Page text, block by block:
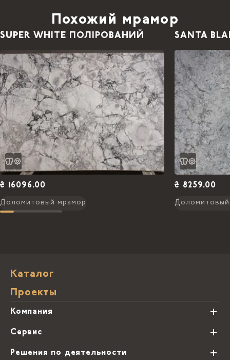
Похожий мрамор
SUPER WHITE ПОЛІРОВАНИЙ
₴ 16096.00
Доломитовый мрамор
SANTA
₴ 8259.00
Каталог
Проекты
Компания
О нас
Сервис
Виды обработки камня
Решения по деятельности